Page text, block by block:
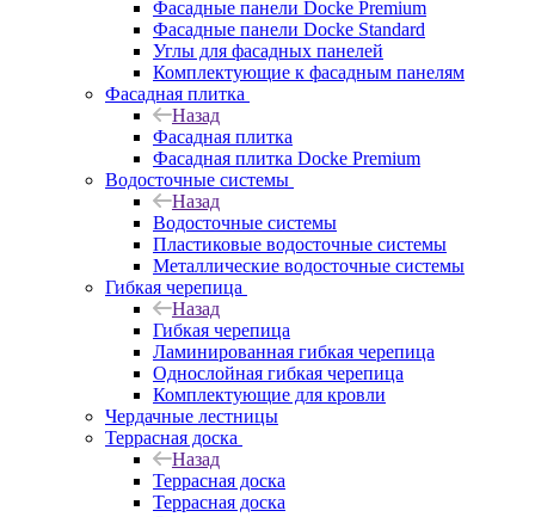
Фасадные панели Docke Premium
Фасадные панели Docke Standard
Углы для фасадных панелей
Комплектующие к фасадным панелям
Фасадная плитка
Назад
Фасадная плитка
Фасадная плитка Docke Premium
Водосточные системы
Назад
Водосточные системы
Пластиковые водосточные системы
Металлические водосточные системы
Гибкая черепица
Назад
Гибкая черепица
Ламинированная гибкая черепица
Однослойная гибкая черепица
Комплектующие для кровли
Чердачные лестницы
Террасная доска
Назад
Террасная доска
Террасная доска